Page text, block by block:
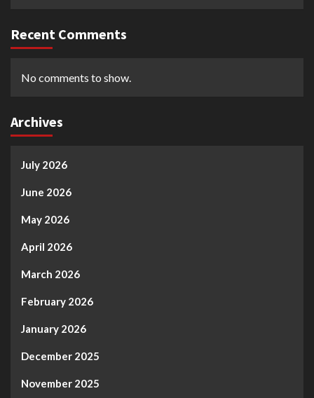
Recent Comments
No comments to show.
Archives
July 2026
June 2026
May 2026
April 2026
March 2026
February 2026
January 2026
December 2025
November 2025